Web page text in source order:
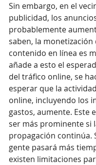
Sin embargo, en el
publicidad, los
probablemente
saben, la monetización
contenido en línea es
añade a esto el
del tráfico online, se
esperar que la
online, incluyendo los
gastos, aumente. Este
ser más prominente si
propagación continúa.
gente pasará más
existen limitaciones